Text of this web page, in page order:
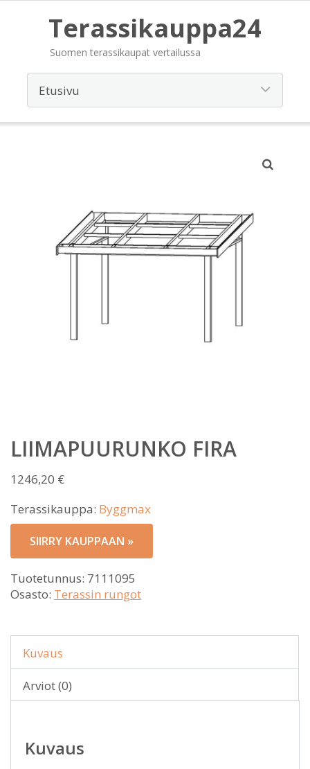
Terassikauppa24
Suomen terassikaupat vertailussa
LIIMAPUURUNKO FIRA
1246,20 €
Terassikauppa: Byggmax
SIIRRY KAUPPAAN »
Tuotetunnus: 7111095
Osasto: Terassin rungot
Kuvaus
Arviot (0)
Kuvaus